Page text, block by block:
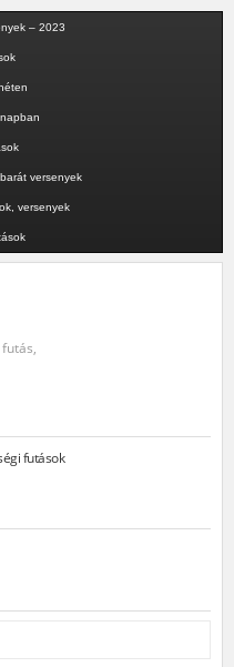
– 2023
versenyek
versenyek
futások